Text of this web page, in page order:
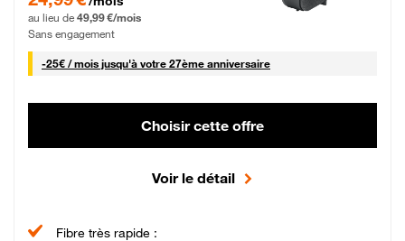
au lieu de 49,99 €/mois
Sans engagement
-25€ / mois25 € par mois
jusqu'à votre 27ème anniversaire
Choisir cette offre
Voir le détail
Fibre très rapide :